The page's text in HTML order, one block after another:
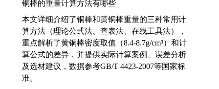
铜棒的重量计算方法有哪些
本文详细介绍了铜棒和黄铜棒重量的三种常用计
算方法（理论公式法、查表法、在线工具法），
重点解析了黄铜棒密度取值（8.4-8.7g/cm³）和计
算公式的差异，并提供实际计算案例、误差分析
及选材建议，数据参考GB/T 4423-2007等国家标
准。